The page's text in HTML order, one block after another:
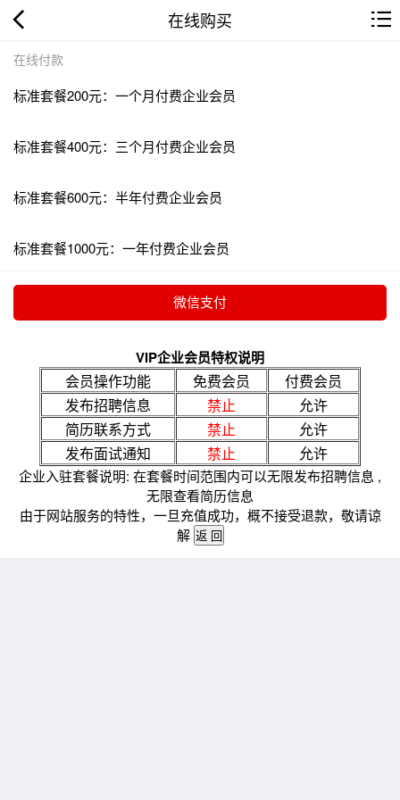
在线购买
在线付款
标准套餐200元：一个月付费企业会员
标准套餐400元：三个月付费企业会员
标准套餐600元：半年付费企业会员
标准套餐1000元：一年付费企业会员
VIP企业会员特权说明
会员操作功能 免费会员
付费会员
发布招聘信息
禁止
允许
简历联系方式
禁止
允许
发布面试通知
禁止 允许
企业入驻套餐说明: 在套餐时间范围内可以无限发布招聘信息 ,
无限查看简历信息
由于网站服务的特性，一旦充值成功，概不接受退款，敬请谅
解